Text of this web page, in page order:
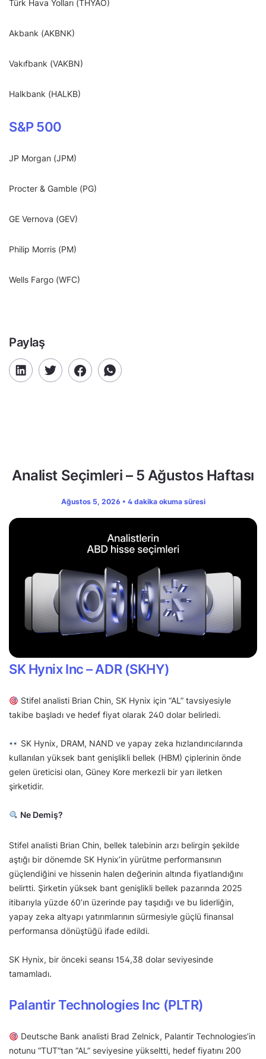
Türk Hava Yolları (THYAO)
Akbank (AKBNK)
Vakıfbank (VAKBN)
Halkbank (HALKB)
S&P 500
JP Morgan (JPM)
Procter & Gamble (PG)
GE Vernova (GEV)
Philip Morris (PM)
Wells Fargo (WFC)
Paylaş
Analist Seçimleri – 5 Ağustos Haftası
Ağustos 5, 2026 • 4 dakika okuma süresi
SK Hynix Inc – ADR (SKHY)
Stifel analisti Brian Chin, SK Hynix için “AL” tavsiyesiyle
takibe başladı ve hedef fiyat olarak 240 dolar belirledi.
SK Hynix, DRAM, NAND ve yapay zeka hızlandırıcılarında
kullanılan yüksek bant genişlikli bellek (HBM) çiplerinin önde
gelen üreticisi olan, Güney Kore merkezli bir yarı iletken
şirketidir.
Ne Demiş?
Stifel analisti Brian Chin, bellek talebinin arzı belirgin şekilde
aştığı bir dönemde SK Hynix’in yürütme performansının
güçlendiğini ve hissenin halen değerinin altında fiyatlandığını
belirtti. Şirketin yüksek bant genişlikli bellek pazarında 2025
itibarıyla yüzde 60’ın üzerinde pay taşıdığı ve bu liderliğin,
yapay zeka altyapı yatırımlarının sürmesiyle güçlü finansal
performansa dönüştüğü ifade edildi.
SK Hynix, bir önceki seansı 154,38 dolar seviyesinde
tamamladı.
Palantir Technologies Inc (PLTR)
Deutsche Bank analisti Brad Zelnick, Palantir Technologies’in
notunu “TUT”tan “AL” seviyesine yükseltti, hedef fiyatını 200